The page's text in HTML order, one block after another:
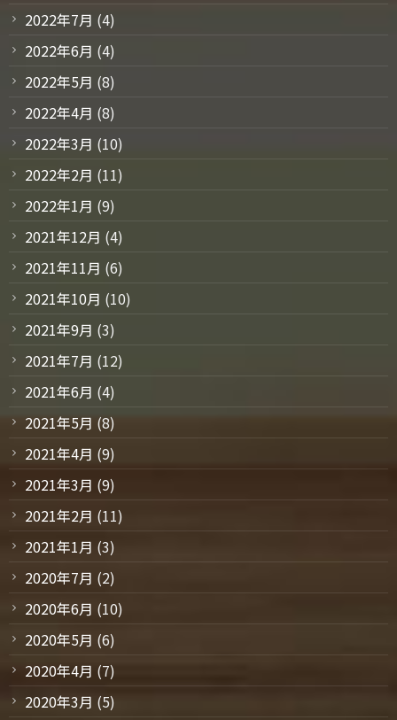
2022年7月 (4)
2022年6月 (4)
2022年5月 (8)
2022年4月 (8)
2022年3月 (10)
2022年2月 (11)
2022年1月 (9)
2021年12月 (4)
2021年11月 (6)
2021年10月 (10)
2021年9月 (3)
2021年7月 (12)
2021年6月 (4)
2021年5月 (8)
2021年4月 (9)
2021年3月 (9)
2021年2月 (11)
2021年1月 (3)
2020年7月 (2)
2020年6月 (10)
2020年5月 (6)
2020年4月 (7)
2020年3月 (5)